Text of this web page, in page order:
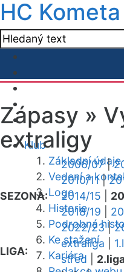
HC
Klub
Základní údaje
Vedení a
Logo
Historie
Podrobná
Ke stažení
Kariéra
Zápasy »
extraligy
SEZONA:
2006/07|
2010/11|
2014/15
2018/19
2022/23|
LIGA:
extraliga
střed